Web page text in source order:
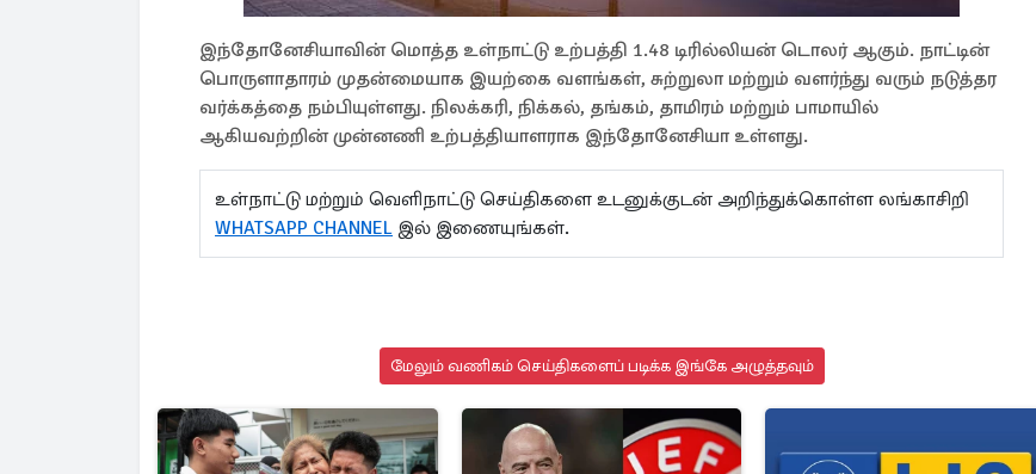
இந்தோனேசியாவின் மொத்த உள்நாட்டு உற்பத்தி 1.48 டிரில்லியன் டொலர் ஆகும். நாட்டின்
பொருளாதாரம் முதன்மையாக இயற்கை வளங்கள், சுற்றுலா மற்றும் வளர்ந்து வரும் நடுத்தர
வர்க்கத்தை நம்பியுள்ளது. நிலக்கரி, நிக்கல், தங்கம், தாமிரம் மற்றும் பாமாயில்
ஆகியவற்றின் முன்னணி உற்பத்தியாளராக இந்தோனேசியா உள்ளது.
உள்நாட்டு மற்றும் வெளிநாட்டு செய்திகளை உடனுக்குடன் அறிந்துக்கொள்ள லங்காசிறி
WHATSAPP CHANNEL இல் இணையுங்கள்.
மேலும் வணிகம் செய்திகளைப் படிக்க இங்கே அழுத்தவும்